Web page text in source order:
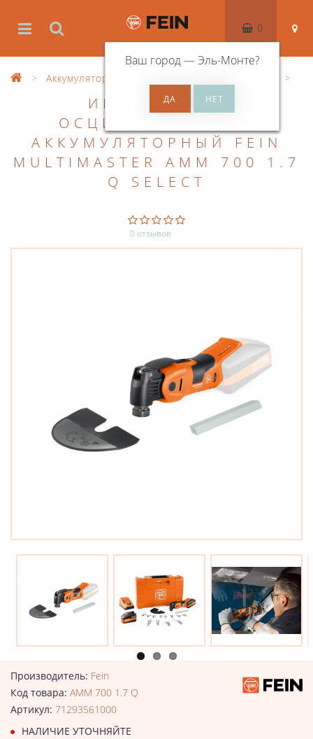
Ваш город —Эль-Монте?
0
Аккумуляторный инструмент
ИНСТРУМЕНТ
ОСЦИЛЛИРУЮЩИЙ
АККУМУЛЯТОРНЫЙ FEIN
MULTIMASTER AMM 700 1.7
Q SELECT
0 отзывов
Производитель: Fein
Код товара: AMM 700 1.7 Q
Артикул: 71293561000
НАЛИЧИЕ УТОЧНЯЙТЕ